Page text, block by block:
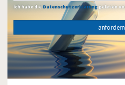
Ich habe dieDatenschutzerklärunggelesen
anfordern